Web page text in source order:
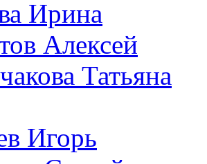
Ирина
Алексей
Татьяна
Игорь